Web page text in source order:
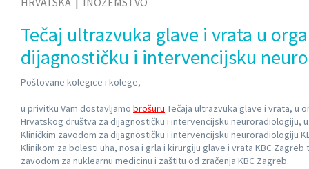
Tečaj ultrazvuka glave i vrata u
dijagnostičku i intervencijsku
Poštovane kolegice i kolege,
u privitku Vam dostavljamo brošuru Tečaja ultrazvuka glave i vrata, u
Hrvatskog društva za dijagnostičku i intervencijsku neuroradiologiju,
Kliničkim zavodom za dijagnostičku i intervencijsku neuroradiologiju
Klinikom za bolesti uha, nosa i grla i kirurgiju glave i vrata KBC Zagreb
zavodom za nuklearnu medicinu i zaštitu od zračenja KBC Zagreb.